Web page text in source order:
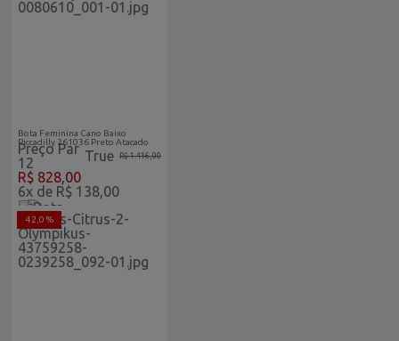
Bota Feminina Cano Baixo
Piccadilly 261036 Preto Atacado
Preço Par
12
True R$ 1.416,00
R$ 828,00
6x de R$ 138,00
42,0 %